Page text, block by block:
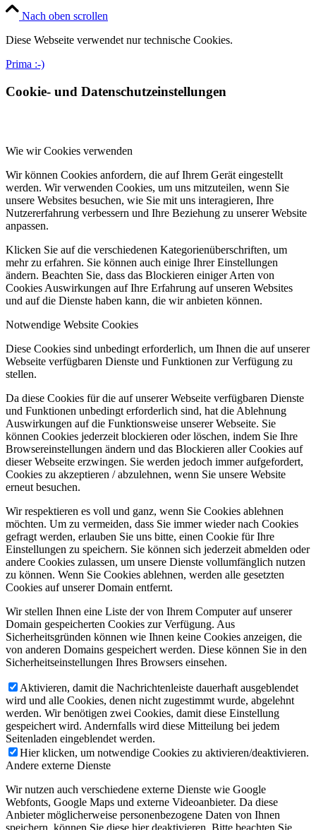
Nach oben scrollen
Diese Webseite verwendet nur technische Cookies.
Prima :-)
Cookie- und Datenschutzeinstellungen
Wie wir Cookies verwenden
Wir können Cookies anfordern, die auf Ihrem Gerät eingestellt
werden. Wir verwenden Cookies, um uns mitzuteilen, wenn Sie
unsere Websites besuchen, wie Sie mit uns interagieren, Ihre
Nutzererfahrung verbessern und Ihre Beziehung zu unserer Website
anpassen.
Klicken Sie auf die verschiedenen Kategorienüberschriften, um
mehr zu erfahren. Sie können auch einige Ihrer Einstellungen
ändern. Beachten Sie, dass das Blockieren einiger Arten von
Cookies Auswirkungen auf Ihre Erfahrung auf unseren Websites
und auf die Dienste haben kann, die wir anbieten können.
Notwendige Website Cookies
Diese Cookies sind unbedingt erforderlich, um Ihnen die auf unserer
Webseite verfügbaren Dienste und Funktionen zur Verfügung zu
stellen.
Da diese Cookies für die auf unserer Webseite verfügbaren Dienste
und Funktionen unbedingt erforderlich sind, hat die Ablehnung
Auswirkungen auf die Funktionsweise unserer Webseite. Sie
können Cookies jederzeit blockieren oder löschen, indem Sie Ihre
Browsereinstellungen ändern und das Blockieren aller Cookies auf
dieser Webseite erzwingen. Sie werden jedoch immer aufgefordert,
Cookies zu akzeptieren / abzulehnen, wenn Sie unsere Website
erneut besuchen.
Wir respektieren es voll und ganz, wenn Sie Cookies ablehnen
möchten. Um zu vermeiden, dass Sie immer wieder nach Cookies
gefragt werden, erlauben Sie uns bitte, einen Cookie für Ihre
Einstellungen zu speichern. Sie können sich jederzeit abmelden oder
andere Cookies zulassen, um unsere Dienste vollumfänglich nutzen
zu können. Wenn Sie Cookies ablehnen, werden alle gesetzten
Cookies auf unserer Domain entfernt.
Wir stellen Ihnen eine Liste der von Ihrem Computer auf unserer
Domain gespeicherten Cookies zur Verfügung. Aus
Sicherheitsgründen können wie Ihnen keine Cookies anzeigen, die
von anderen Domains gespeichert werden. Diese können Sie in den
Sicherheitseinstellungen Ihres Browsers einsehen.
Aktivieren, damit die Nachrichtenleiste dauerhaft ausgeblendet
wird und alle Cookies, denen nicht zugestimmt wurde, abgelehnt
werden. Wir benötigen zwei Cookies, damit diese Einstellung
gespeichert wird. Andernfalls wird diese Mitteilung bei jedem
Seitenladen eingeblendet werden.
Hier klicken, um notwendige Cookies zu aktivieren/deaktivieren.
Andere externe Dienste
Wir nutzen auch verschiedene externe Dienste wie Google
Webfonts, Google Maps und externe Videoanbieter. Da diese
Anbieter möglicherweise personenbezogene Daten von Ihnen